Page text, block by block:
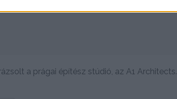
a prágai építész stúdió, az A1 Architects.